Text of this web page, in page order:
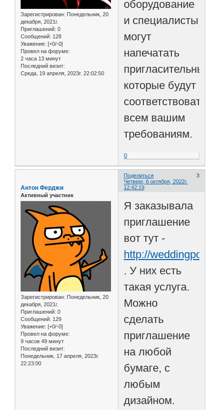
Зарегистрирован: Понедельник, 20
декабря, 2021г.
Приглашений: 0
Сообщений: 128
Уважение: [+0/-0]
Провел на форуме:
2 часа 13 минут
Последний визит:
Среда, 19 апреля, 2023г. 22:02:50
оборудование
и специалисты
могут
напечатать
пригласительные,
которые будут
соответствовать
всем вашим
требованиям.
0
Поделиться
3
Четверг, 6 октября, 2022г.
12:42:19
Антон Ферджи
Активный участник
Зарегистрирован: Понедельник, 20
декабря, 2021г.
Приглашений: 0
Сообщений: 129
Уважение: [+0/-0]
Провел на форуме:
9 часов 49 минут
Последний визит:
Понедельник, 17 апреля, 2023г.
22:23:00
Я заказывала
приглашение
вот тут -
http://
. У них есть
такая услуга.
Можно
сделать
приглашение
на любой
бумаге, с
любым
дизайном.